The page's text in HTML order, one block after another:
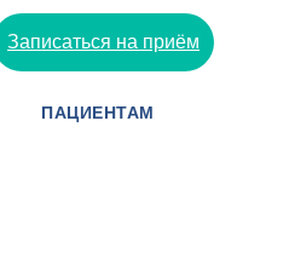
Записаться на приём
ПАЦИЕНТАМ